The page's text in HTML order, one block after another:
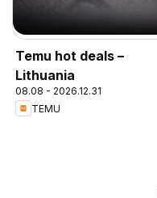
Temu hot deals –
Lithuania
08.08 - 2026.12.31
TEMU